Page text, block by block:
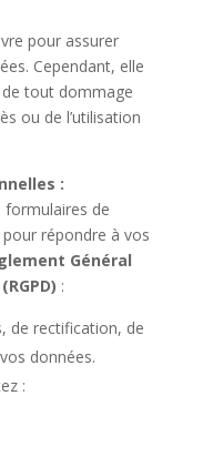
pour assurer
Cependant, elle
tout dommage
ou de l’utilisation
:
formulaires de
répondre à vos
Général
:
de rectification, de
données.
: